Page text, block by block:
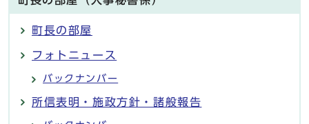
町長の部屋
フォトニュース
バックナンバー
所信表明・施政方針・諸般報告